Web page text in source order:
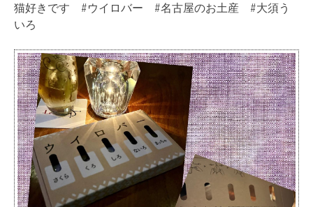
猫好きです #ウイロバー #名古屋のお土産 #大須う
いろ